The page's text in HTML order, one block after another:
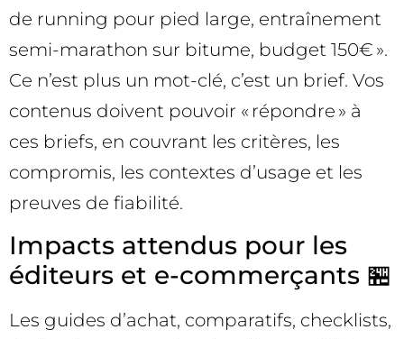
de running pour pied large, entraînement
semi-marathon sur bitume, budget 150€ ».
Ce n’est plus un mot-clé, c’est un brief. Vos
contenus doivent pouvoir « répondre » à
ces briefs, en couvrant les critères, les
compromis, les contextes d’usage et les
preuves de fiabilité.
Impacts attendus pour les
éditeurs et e-commerçants 🏪
Les guides d’achat, comparatifs, checklists,